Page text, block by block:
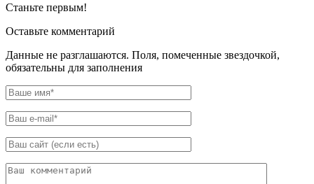
Станьте первым!
Оставьте комментарий
Данные не разглашаются. Поля, помеченные звездочкой,
обязательны для заполнения